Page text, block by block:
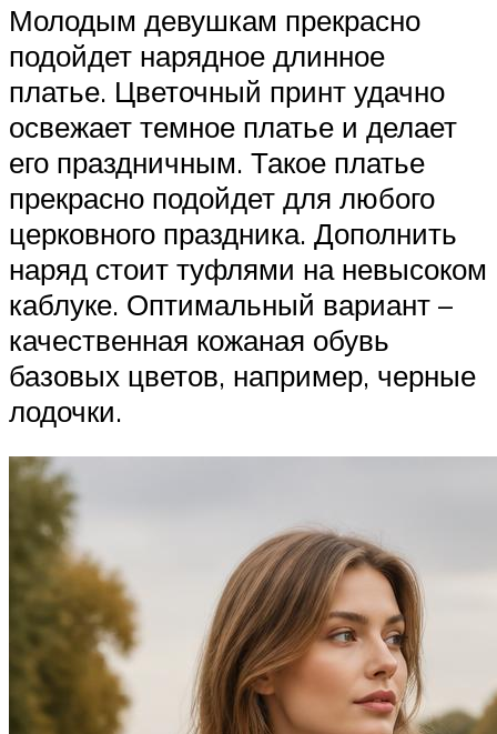
Молодым девушкам прекрасно
подойдет нарядное длинное
платье. Цветочный принт удачно
освежает темное платье и делает
его праздничным. Такое платье
прекрасно подойдет для любого
церковного праздника. Дополнить
наряд стоит туфлями на невысоком
каблуке. Оптимальный вариант –
качественная кожаная обувь
базовых цветов, например, черные
лодочки.